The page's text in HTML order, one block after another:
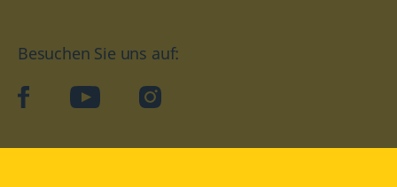
Besuchen Sie uns auf:
facebookYouTube Instagram